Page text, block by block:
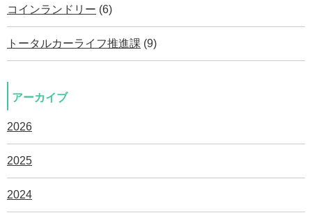
コインランドリー (6)
トータルカーライフ推進課 (9)
アーカイブ
2026
2025
2024